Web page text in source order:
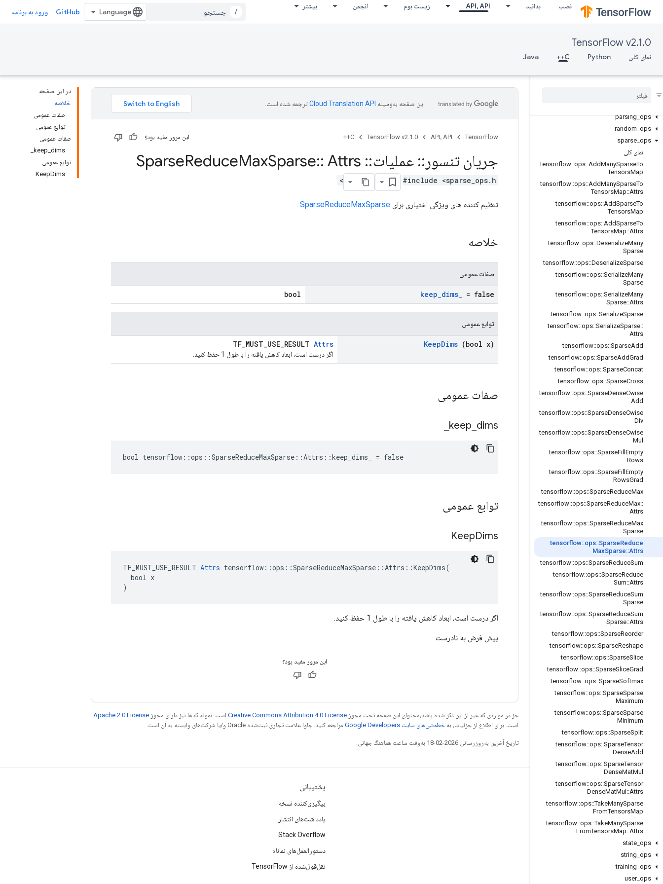
نصب بدانید API، API زیست بوم انجمن بیشتر
/
GitHub ورود به برنامه
TensorFlow v2.1.0
نمای کلی Python
C++
Java
control_flow_ops
core
image_ops
io_ops
ops
parsing_ops
random ops
sparse ops
نمای کلی
tensorflow::ops::AddManySparseTo
TensorsMap
tensorflow::ops::AddManySparseTo
TensorsMap::Attrs
tensorflow::ops::AddSparseTo
TensorsMap
tensorflow::ops::AddSparseTo
TensorsMap::Attrs
tensorflow::ops::DeserializeMany
Sparse
tensorflow::ops::DeserializeSparse
tensorflow::ops::SerializeMany
Sparse
tensorflow::ops::SerializeMany
Sparse::Attrs
tensorflow::ops::SerializeSparse
tensorflow::ops::SerializeSparse::
Attrs
tensorflow::ops::SparseAdd
tensorflow::ops::SparseAddGrad
tensorflow::ops::SparseConcat
tensorflow::ops::SparseCross
tensorflow::ops::SparseDenseCwise
Add
tensorflow::ops::SparseDenseCwise
Div
tensorflow::ops::SparseDenseCwise
Mul
tensorflow::ops::SparseFill Empty
Rows
tensorflow::ops::SparseFill Empty
RowsGrad
tensorflow::ops::SparseReduceMax
tensorflow::ops::SparseReduceMax::
Attrs
tensorflow::ops::SparseReduceMax
Sparse
tensorflow::ops::SparseReduce
MaxSparse::Attrs
tensorflow::ops::SparseReduceSum
tensorflow::ops::SparseReduce
Sum::Attrs
tensorflow::ops::SparseReduceSum
Sparse
tensorflow::ops::SparseReduceSum
Sparse::Attrs
tensorflow::ops::SparseReorder
tensorflow::ops::SparseReshape
tensorflow::ops::SparseSlice
tensorflow::ops::SparseSliceGrad
tensorflow::ops::SparseSoftmax
tensorflow::ops::SparseSparse
Maximum
tensorflow::ops::SparseSparse
Minimum
tensorflow::ops::SparseSplit
tensorflow::ops::SparseTensor
DenseAdd
tensorflow::ops::SparseTensor
DenseMatMul
tensorflow::ops::SparseTensor
DenseMatMul ::Attrs
tensorflow::ops::TakeManySparse
FromTensorsMap
tensorflow::ops::TakeManySparse
FromTensorsMap::Attrs
state ops
string ops
training ops
user_ ops
در این صفحه
خلاصه
صفات عمومی
توابع عمومی
صفات عمومی
keep_dims_
توابع عمومی
KeepDims
این صفحه به‌وسیله ترجمه شده است.
TensorFlow API، API TensorFlow v2.1.0
C++ این مرور مفید بود؟
جریان تنسور :: عملیات::
ReduceMaxSparse:: Attrs
#include <sparse_ops.h>
تنظیم کننده های ویژگی اختیاری برای SparseReduceMaxSparse
.
خلاصه
صفات عمومی
keep_dims_ = false
bool
توابع عمومی
KeepDims (bool x)
TF_MUST_USE_RESULT Attrs
اگر درست است، ابعاد کاهش یافته را با طول 1 حفظ کنید.
صفات عمومی
keep dims
bool tensorflow::ops::SparseReduceMaxSparse::Attrs::keep_dims_ = false
توابع عمومی
KeepDims
TF_MUST_USE_RESULT Attrs tensorflow::ops::SparseReduceMaxSparse::Attrs::KeepDims(
  bool x
)
اگر درست است، ابعاد کاهش یافته را با طول 1 حفظ کنید.
پیش فرض به نادرست
این مرور مفید بود؟
جز در مواردی که غیر از این ذکر شده باشد،‌محتوای این صفحه تحت مجوز Creative Commons Attribution 4.0 License است. نمونه کدها نیز دارای مجوز Apache 2.0 License
است. برای اطلاع از جزئیات، به خطمشی‌های سایت Google Developers‏ مراجعه کنید. جاوا علامت تجاری ثبت‌شده Oracle و/یا شرکت‌های وابسته به آن است.
تاریخ آخرین به‌روزرسانی 2026-02-18 به‌وقت ساعت هماهنگ جهانی.
مرتبط بمانید
وبلاگ
GitHub
YouTube
پشتیبانی
پیگیری‌کننده نسخه
یادداشت‌های انتشار
Stack Overflow
دستورالعمل‌های نمانام
نقل‌قول‌شده از TensorFlow